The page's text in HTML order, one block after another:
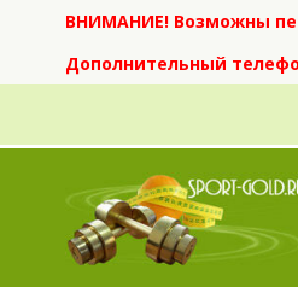
ВНИМАНИЕ! Возможны
Дополнительный